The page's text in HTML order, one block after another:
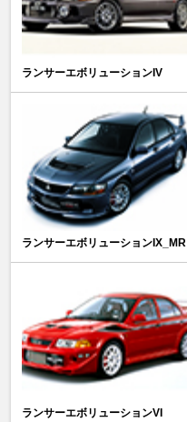
ランサーエボリューションIV
ランサーエボリューションIX_MR
ランサーエボリューションVI